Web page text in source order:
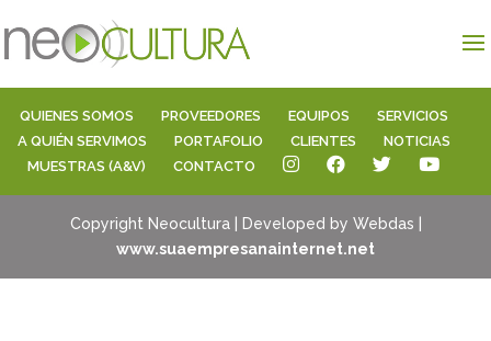
QUIENES SOMOS PROVEEDORES EQUIPOS
SERVICIOS
A QUIÉN SERVIMOS
PORTAFOLIO CLIENTES
NOTICIAS
MUESTRAS (A&V)
CONTACTO
Copyright Neocultura | Developed by Webdas |
www.suaempresanainternet.net